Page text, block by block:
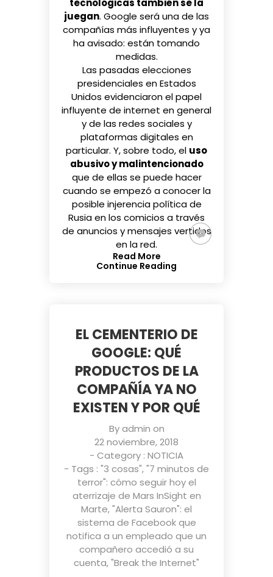
tecnológicas también se la
juegan. Google será una de las
compañías más influyentes y ya
ha avisado: están tomando
medidas.
Las pasadas elecciones
presidenciales en Estados
Unidos evidenciaron el papel
influyente de internet en general
y de las redes sociales y
plataformas digitales en
particular. Y, sobre todo, el uso
abusivo y malintencionado
que de ellas se puede hacer
cuando se empezó a conocer la
posible injerencia política de
Rusia en los comicios a través
de anuncios y mensajes vertidos
en la red.
Read More
Continue Reading
EL CEMENTERIO DE
GOOGLE: QUÉ
PRODUCTOS DE LA
COMPAÑÍA YA NO
EXISTEN Y POR QUÉ
Byadmin on
22 noviembre, 2018
- Category : NOTICIA
- Tags : "3 cosas","7 minutos de
terror": cómo seguir hoy el
aterrizaje de Mars InSight en
Marte,"Alerta Sauron": el
sistema de Facebook que
notifica a un empleado que un
compañero accedió a su
cuenta,"Break the Internet"